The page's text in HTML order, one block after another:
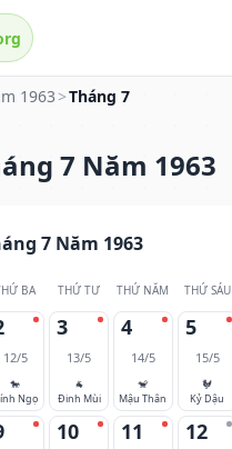
1963 >Tháng 7
7 Năm 1963
7 Năm 1963
BA THỨ TƯ THỨ NĂM THỨ SÁU
12/5
🐎
Ngọ
3
13/5
🐐
Đinh Mùi
4
14/5
🐒
Mậu Thân
5
15/5
🐓
Kỷ Dậu
10 11 12